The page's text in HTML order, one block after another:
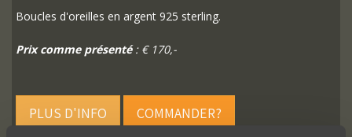
Boucles d'oreilles en argent 925 sterling.
Prix comme présenté: € 170,-
PLUS D'INFO COMMANDER?